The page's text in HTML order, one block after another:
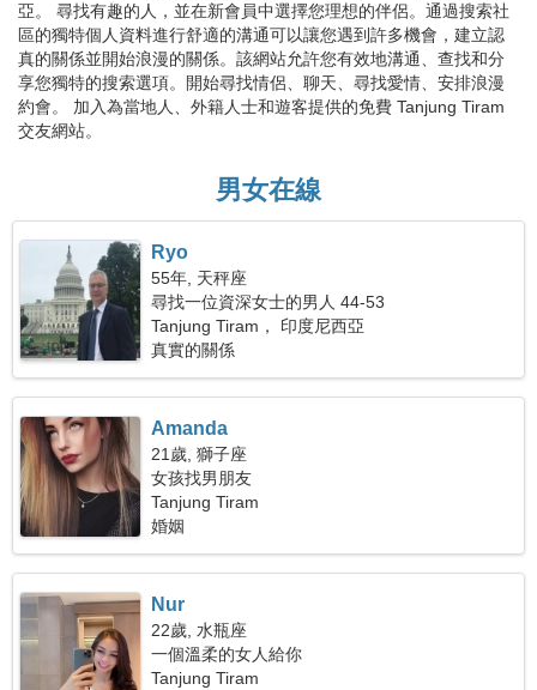
亞。 尋找有趣的人，並在新會員中選擇您理想的伴侶。通過搜索社
區的獨特個人資料進行舒適的溝通可以讓您遇到許多機會，建立認
真的關係並開始浪漫的關係。該網站允許您有效地溝通、查找和分
享您獨特的搜索選項。開始尋找情侶、聊天、尋找愛情、安排浪漫
約會。 加入為當地人、外籍人士和遊客提供的免費 Tanjung Tiram
交友網站。
男女在線
Ryo
55年, 天秤座
尋找一位資深女士的男人 44-53
Tanjung Tiram， 印度尼西亞
真實的關係
Amanda
21歲, 獅子座
女孩找男朋友
Tanjung Tiram
婚姻
Nur
22歲, 水瓶座
一個溫柔的女人給你
Tanjung Tiram